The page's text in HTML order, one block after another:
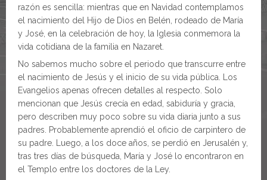
razón es sencilla: mientras que en Navidad contemplamos
el nacimiento del Hijo de Dios en Belén, rodeado de María
y José, en la celebración de hoy, la Iglesia conmemora la
vida cotidiana de la familia en Nazaret.
No sabemos mucho sobre el periodo que transcurre entre
el nacimiento de Jesús y el inicio de su vida pública. Los
Evangelios apenas ofrecen detalles al respecto. Solo
mencionan que Jesús crecía en edad, sabiduría y gracia,
pero describen muy poco sobre su vida diaria junto a sus
padres. Probablemente aprendió el oficio de carpintero de
su padre. Luego, a los doce años, se perdió en Jerusalén y,
tras tres días de búsqueda, María y José lo encontraron en
el Templo entre los doctores de la Ley.